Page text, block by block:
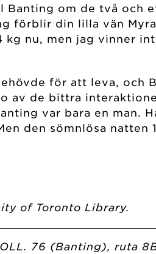
Banting om de två och
förblir din lilla vän
nu, men jag vinner
för att leva, och
av de bittra
var bara en man.
den sömnlösa natten
of Toronto Library.
76 (Banting), ruta